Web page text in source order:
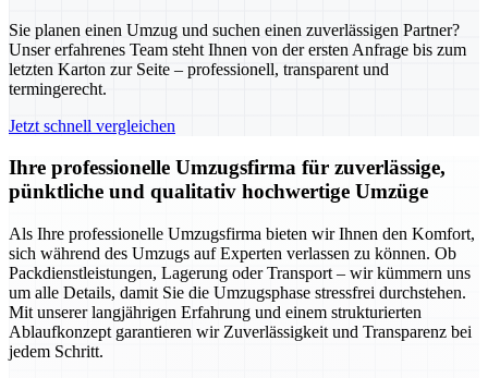
Sie planen einen Umzug und suchen einen zuverlässigen Partner?
Unser erfahrenes Team steht Ihnen von der ersten Anfrage bis zum
letzten Karton zur Seite – professionell, transparent und
termingerecht.
Jetzt schnell vergleichen
Ihre professionelle Umzugsfirma für zuverlässige,
pünktliche und qualitativ hochwertige Umzüge
Als Ihre professionelle Umzugsfirma bieten wir Ihnen den Komfort,
sich während des Umzugs auf Experten verlassen zu können. Ob
Packdienstleistungen, Lagerung oder Transport – wir kümmern uns
um alle Details, damit Sie die Umzugsphase stressfrei durchstehen.
Mit unserer langjährigen Erfahrung und einem strukturierten
Ablaufkonzept garantieren wir Zuverlässigkeit und Transparenz bei
jedem Schritt.